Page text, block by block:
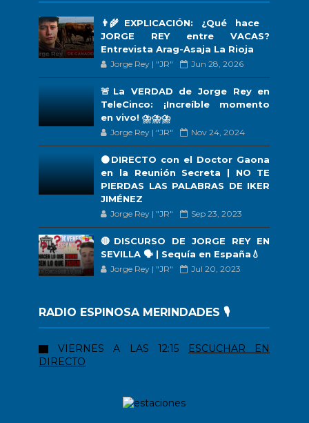
👨‍🌾EXPLICACIÓN: ¿Qué hace
JORGE REY entre VACAS?
Entrevista Arag-Asaja La Rioja
Jorge Rey | "JR" Jun 28, 2026
🚨La VERDAD de Jorge Rey en
TeleCinco: ¡Increíble momento
en vivo! ⛈️⛈️⛈️
Jorge Rey | "JR" Nov 24, 2024
🟠DIRECTO con el Doctor Gaona
en la Reunión Secreta | NO TE
PIERDAS LAS PALABRAS DE IKER
JIMÉNEZ
Jorge Rey | "JR" Sep 23, 2023
🔴DISCURSO DE JORGE REY EN
SEVILLA 🗣 | Sequía en España💧
Jorge Rey | "JR" Jul 20, 2023
RADIO ESPINOSA MERINDADES 🎙️
VIERNES A LAS 12:15
ESCUCHAR EN
DIRECTO